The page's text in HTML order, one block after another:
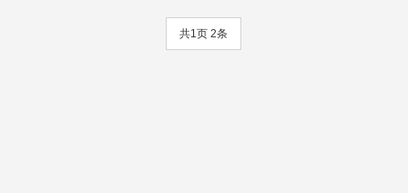
共1页 2条